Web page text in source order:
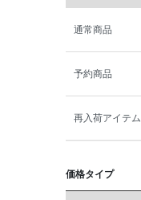
6.5cm
7.0cm
通常商品
予約商品
再入荷アイテム
価格タイプ